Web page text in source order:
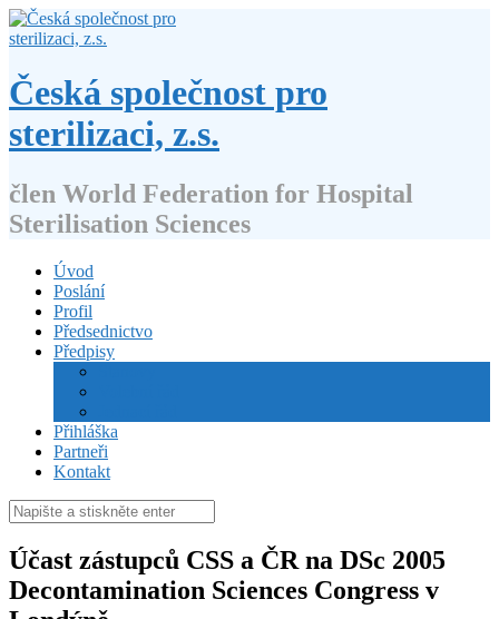
Přejít
k
webu
Česká společnost pro
sterilizaci, z.s.
člen World Federation for Hospital
Sterilisation Sciences
Úvod
Poslání
Profil
Předsednictvo
Předpisy
Přihláška
Partneři
Kontakt
Hledat:
Účast zástupců CSS a ČR na DSc 2005
Decontamination Sciences Congress v